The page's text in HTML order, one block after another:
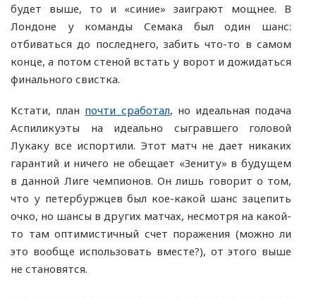
будет выше, то и «синие» заиграют мощнее. В
Лондоне у команды Семака был один шанс:
отбиваться до последнего, забить что-то в самом
конце, а потом стеной встать у ворот и дожидаться
финального свистка.
Кстати, план почти сработал, но идеальная подача
Аспиликуэты на идеально сыгравшего головой
Лукаку все испортили. Этот матч не дает никаких
гарантий и ничего не обещает «Зениту» в будущем
в данной Лиге чемпионов. Он лишь говорит о том,
что у петербуржцев был кое-какой шанс зацепить
очко, но шансы в других матчах, несмотря на какой-
то там оптимистичный счет поражения (можно ли
это вообще использовать вместе?), от этого выше
не становятся.